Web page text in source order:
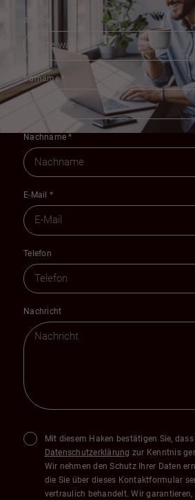
Anrede
Vorname
Nachname*
E-Mail *
Telefon
Nachricht
Mit diesem Haken bestätigen Sie, dass
Datenschutzerklärung zur Kenntnis
Wir nehmen den Schutz Ihrer Daten
die Sie über dieses Kontaktformular
vertraulich behandelt. Wir